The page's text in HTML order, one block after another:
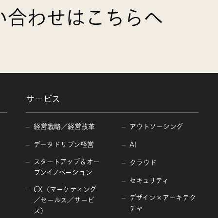
わせはこちらへ
サービス
経営戦略／経営改革
データドリブン経営
スタートアップ＆オー
プンイノベーション
CX（マーケティング
／セールス／サービ
ス）
アウトソーシング
AI
クラウド
セキュリティ
デザイン×アーキテク
チャ